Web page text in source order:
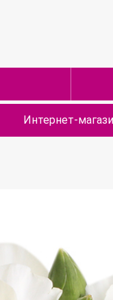
Интернет-